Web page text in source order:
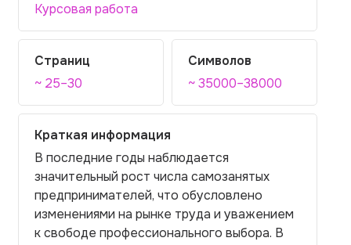
Курсовая работа
Страниц
~ 25–30
Символов
~ 35000–38000
Краткая информация
В последние годы наблюдается
значительный рост числа самозанятых
предпринимателей, что обусловлено
изменениями на рынке труда и уважением
к свободе профессионального выбора. В